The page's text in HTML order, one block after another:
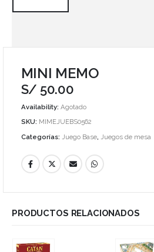
MINI MEMO
S/ 50.00
Availability: Agotado
SKU: MIMEJUEBS0562
Categorías: Juego Base, Juegos de mesa
PRODUCTOS RELACIONADOS